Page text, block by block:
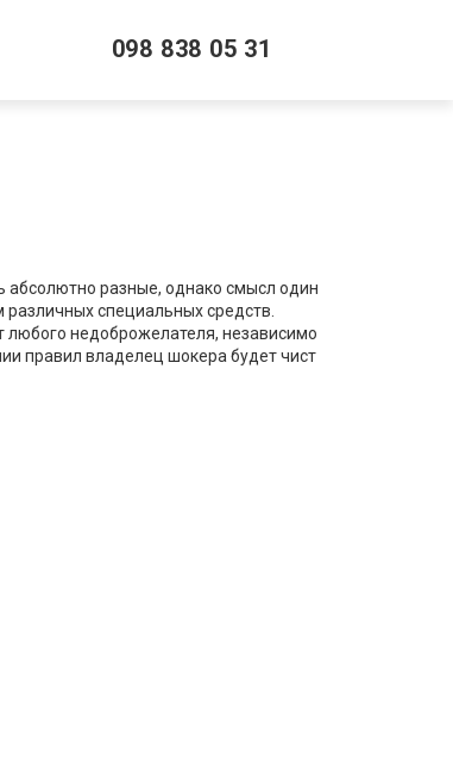
098 838 05 31
абсолютно разные, однако смысл один
специальных средств.
любого недоброжелателя, независимо
правил владелец шокера будет чист